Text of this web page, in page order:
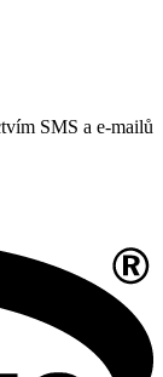
SMS a e-mailů